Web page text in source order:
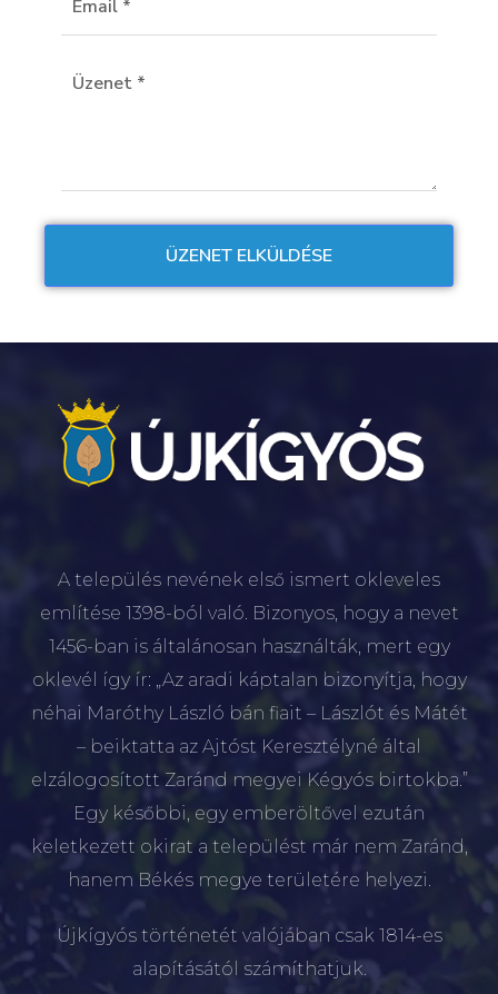
A település nevének első ismert okleveles
említése 1398-ból való. Bizonyos, hogy a nevet
1456-ban is általánosan használták, mert egy
oklevél így ír: „Az aradi káptalan bizonyítja, hogy
néhai Maróthy László bán fiait – Lászlót és Mátét
– beiktatta az Ajtóst Keresztélyné által
elzálogosított Zaránd megyei Kégyós birtokba.”
Egy későbbi, egy emberöltővel ezután
keletkezett okirat a települést már nem Zaránd,
hanem Békés megye területére helyezi.
Újkígyós történetét valójában csak 1814-es
alapításától számíthatjuk.